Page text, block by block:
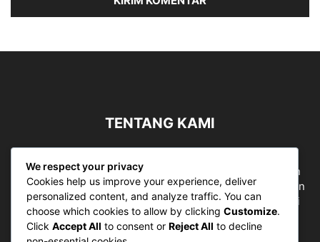
TENTANG KAMI
bergerak di ruang jurnalistik, sebagai entitas pemberian
ruang Publik, Media merupakan literasi mutlak diperlukan
sebagai kemampuan dasar berpikir kritis untuk hidup di
abad informasi.
We respect your privacy
Cookies help us improve your experience, deliver
personalized content, and analyze traffic. You can
choose which cookies to allow by clicking Customize.
Click Accept All to consent or Reject All to decline